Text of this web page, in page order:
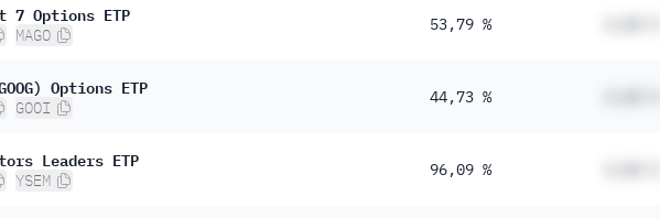
7 Options ETP
MAGO
53,79 %
Options ETP
GOOI
44,73 %
Leaders ETP
YSEM
96,09 %